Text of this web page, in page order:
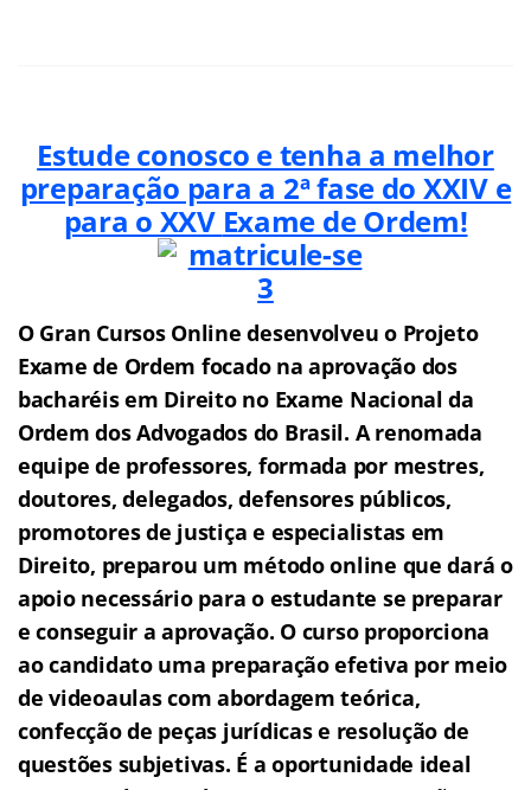
Estude conosco e tenha a melhor
preparação para a 2ª fase do XXIV e
para o XXV Exame de Ordem!
O Gran Cursos Online desenvolveu o Projeto
Exame de Ordem focado na aprovação dos
bacharéis em Direito no Exame Nacional da
Ordem dos Advogados do Brasil. A renomada
equipe de professores, formada por mestres,
doutores, delegados, defensores públicos,
promotores de justiça e especialistas em
Direito, preparou um método online que dará o
apoio necessário para o estudante se preparar
e conseguir a aprovação. O curso proporciona
ao candidato uma preparação efetiva por meio
de videoaulas com abordagem teórica,
confecção de peças jurídicas e resolução de
questões subjetivas. É a oportunidade ideal